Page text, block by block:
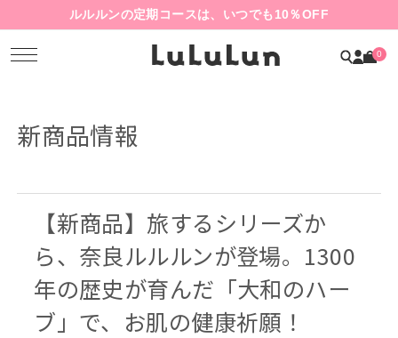
ルルルンの定期コースは、いつでも10％OFF
0
新商品情報
【新商品】旅するシリーズか
ら、奈良ルルルンが登場。1300
年の歴史が育んだ「大和のハー
ブ」で、お肌の健康祈願！